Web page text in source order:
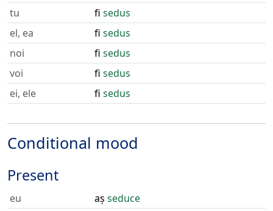
tu
fi sedus
el, ea
fi sedus
noi
fi sedus
voi
fi sedus
ei, ele
fi sedus
Conditional mood
Present
eu aș seduce